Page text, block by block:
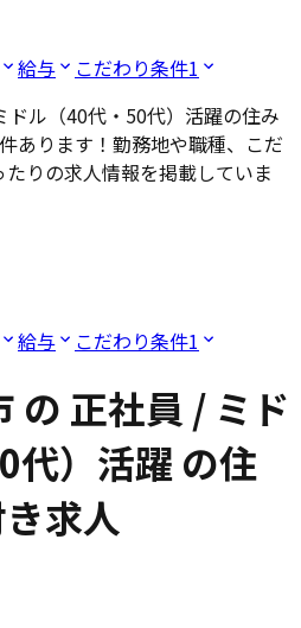
給与 こだわり条件1
ドル（40代・50代）活躍の住み
件あります！勤務地や職種、こだ
りの求人情報を掲載していま
給与 こだわり条件1
の 正社員 / ミド
代）活躍の住
求人